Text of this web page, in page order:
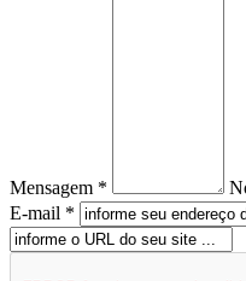
Mensagem *
E-mail *